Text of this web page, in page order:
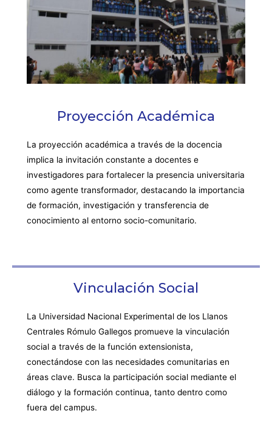
Proyección Académica
La proyección académica a través de la docencia
implica la invitación constante a docentes e
investigadores para fortalecer la presencia universitaria
como agente transformador, destacando la importancia
de formación, investigación y transferencia de
conocimiento al entorno socio-comunitario.
Vinculación Social
La Universidad Nacional Experimental de los Llanos
Centrales Rómulo Gallegos promueve la vinculación
social a través de la función extensionista,
conectándose con las necesidades comunitarias en
áreas clave. Busca la participación social mediante el
diálogo y la formación continua, tanto dentro como
fuera del campus.